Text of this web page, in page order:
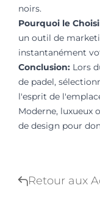
noirs.
Pourquoi le
un outil de
instantanément
Conclusion: Lors
de padel,
l'esprit de
Moderne, luxueux
de design pour
Retour aux